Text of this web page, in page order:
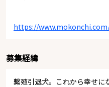
https://
募集経緯
繫殖引退犬。これから幸せに